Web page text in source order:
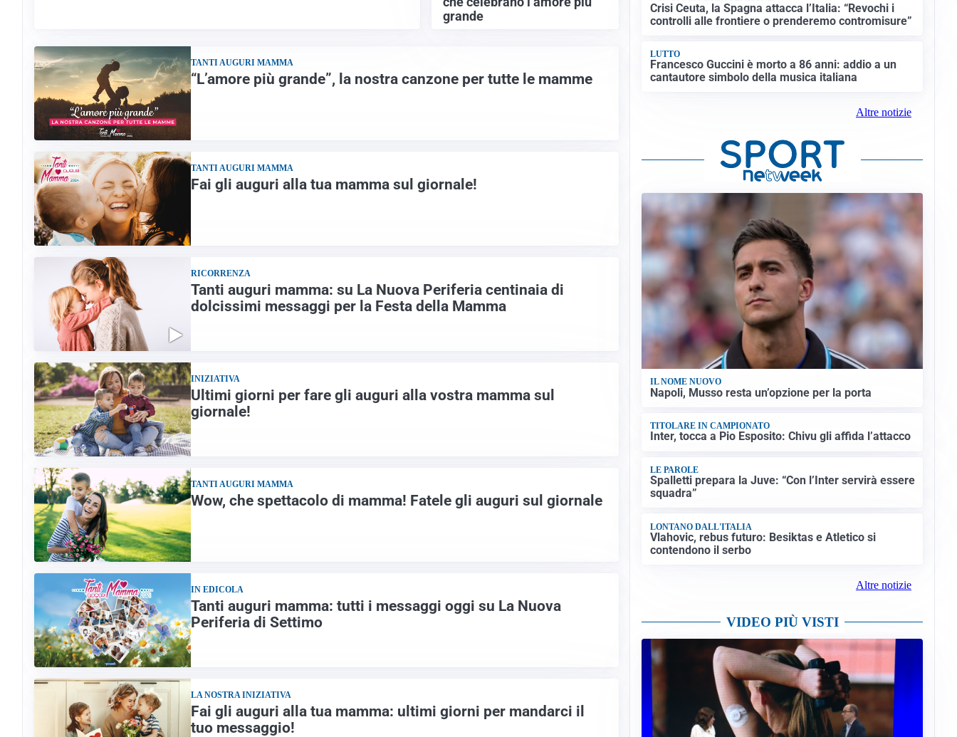
grande
TANTI AUGURI MAMMA
“L’amore più grande”, la nostra canzone per tutte le mamme
TANTI AUGURI MAMMA
Fai gli auguri alla tua mamma sul giornale!
RICORRENZA
Tanti auguri mamma: su La Nuova Periferia centinaia di
dolcissimi messaggi per la Festa della Mamma
INIZIATIVA
Ultimi giorni per fare gli auguri alla vostra mamma sul
giornale!
TANTI AUGURI MAMMA
Wow, che spettacolo di mamma! Fatele gli auguri sul giornale
IN EDICOLA
Tanti auguri mamma: tutti i messaggi oggi su La Nuova
Periferia di Settimo
LA NOSTRA INIZIATIVA
Fai gli auguri alla tua mamma: ultimi giorni per mandarci il
tuo messaggio!
Crisi Ceuta, la Spagna attacca l’Italia: “Revochi i
controlli alle frontiere o prenderemo contromisure”
LUTTO
Francesco Guccini è morto a 86 anni: addio a un
cantautore simbolo della musica italiana
Altre notizie
IL NOME NUOVO
Napoli, Musso resta un’opzione per la porta
TITOLARE IN CAMPIONATO
Inter, tocca a Pio Esposito: Chivu gli affida l’attacco
LE PAROLE
Spalletti prepara la Juve: “Con l’Inter servirà essere
squadra”
LONTANO DALL'ITALIA
Vlahovic, rebus futuro: Besiktas e Atletico si
contendono il serbo
Altre notizie
VIDEO PIÙ VISTI